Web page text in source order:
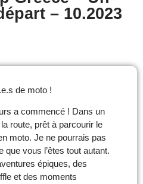
– 10.2023
de moto !
a commencé ! Dans un
route, prêt à parcourir le
moto. Je ne pourrais pas
que vous l’êtes tout autant.
épiques, des
et des moments